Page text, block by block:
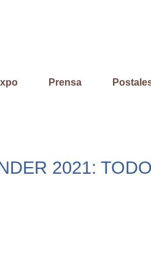
Prensa
2021: